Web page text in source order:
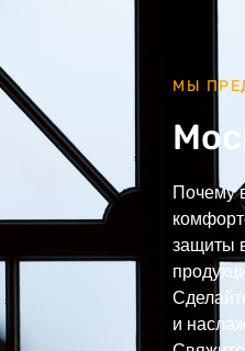
МЫ
Почему
защиты
и